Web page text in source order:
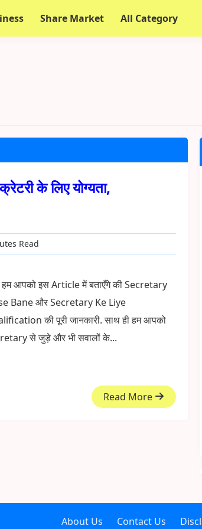
Share Market All Category
के लिए योग्यता,
Read
आपको इस Article में बताएँगे की Secretary
Bane और Secretary Ke Liye
की पूरी जानकारी. साथ ही हम आपको
से जुड़े और भी सवालों के...
Read More
About Us Contact Us